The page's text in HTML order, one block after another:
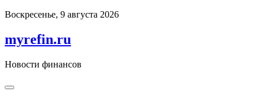
Перейти
содержимому
Воскресенье, 9 августа 2026
myrefin.ru
Новости финансов